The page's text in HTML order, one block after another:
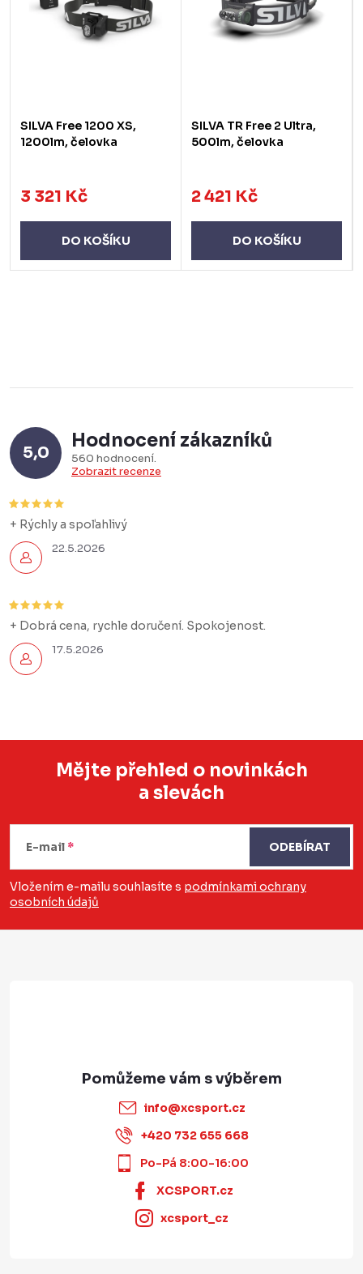
SILVA Free 1200 XS,
1200lm, čelovka
3 321 Kč
DO KOŠÍKU
SILVA TR Free 2 Ultra,
500lm, čelovka
2 421 Kč
DO KOŠÍKU
5,0
Hodnocení zákazníků
560 hodnocení
Zobrazit recenze
22.5.2026
+ Rýchly a spoľahlivý
17.5.2026
+ Dobrá cena, rychle doručení. Spokojenost.
á
a
Mějte přehled o novinkách
a slevách
E-mail
Vložením e-mailu souhlasíte s podmínkami ochrany
osobních údajů
ODEBÍRAT
info@xcsport.cz
+420 732 655 668
Po-Pá 8:00-16:00
XCSPORT.cz
xcsport_cz